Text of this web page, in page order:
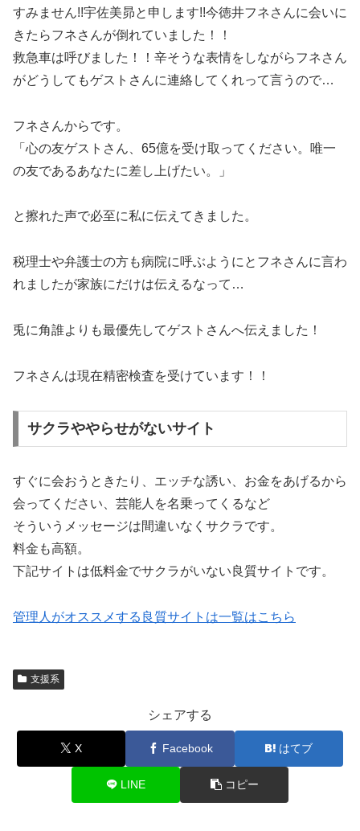
すみません!!宇佐美昴と申します!!今徳井フネさんに会いに
きたらフネさんが倒れていました！！
救急車は呼びました！！辛そうな表情をしながらフネさん
がどうしてもゲストさんに連絡してくれって言うので…
フネさんからです。
「心の友ゲストさん、65億を受け取ってください。唯一
の友であるあなたに差し上げたい。」
と擦れた声で必至に私に伝えてきました。
税理士や弁護士の方も病院に呼ぶようにとフネさんに言わ
れましたが家族にだけは伝えるなって…
兎に角誰よりも最優先してゲストさんへ伝えました！
フネさんは現在精密検査を受けています！！
サクラややらせがないサイト
すぐに会おうときたり、エッチな誘い、お金をあげるから
会ってください、芸能人を名乗ってくるなど
そういうメッセージは間違いなくサクラです。
料金も高額。
下記サイトは低料金でサクラがいない良質サイトです。
管理人がオススメする良質サイトは一覧はこちら
支援系
シェアする
X Facebook はてブ
LINE コピー